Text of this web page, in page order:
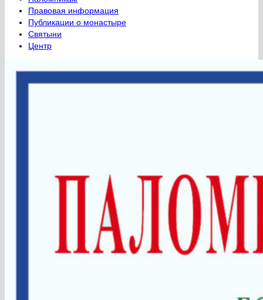
Правовая информация
Публикации о монастыре
Святыни
Центр